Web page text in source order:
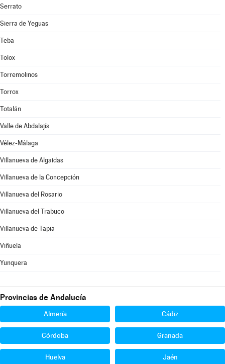
Serrato
Sierra de Yeguas
Teba
Tolox
Torremolinos
Torrox
Totalán
Valle de Abdalajís
Vélez-Málaga
Villanueva de Algaidas
Villanueva de la Concepción
Villanueva del Rosario
Villanueva del Trabuco
Villanueva de Tapia
Viñuela
Yunquera
Provincias de Andalucía
Almería Cádiz
Córdoba Granada
Huelva Jaén